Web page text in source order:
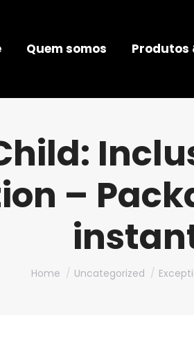
Quem somos Produtos
–
You are here:
Home Uncategorized